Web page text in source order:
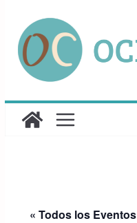
contenido
« Todos los Eventos